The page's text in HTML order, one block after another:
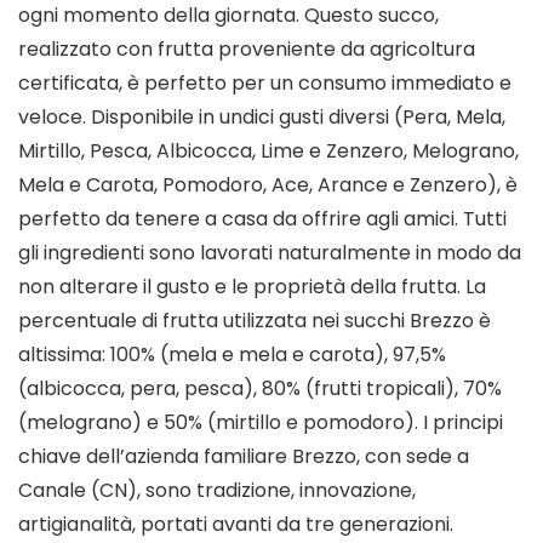
ogni momento della giornata. Questo succo,
realizzato con frutta proveniente da agricoltura
certificata, è perfetto per un consumo immediato e
veloce. Disponibile in undici gusti diversi (Pera, Mela,
Mirtillo, Pesca, Albicocca, Lime e Zenzero, Melograno,
Mela e Carota, Pomodoro, Ace, Arance e Zenzero), è
perfetto da tenere a casa da offrire agli amici. Tutti
gli ingredienti sono lavorati naturalmente in modo da
non alterare il gusto e le proprietà della frutta. La
percentuale di frutta utilizzata nei succhi Brezzo è
altissima: 100% (mela e mela e carota), 97,5%
(albicocca, pera, pesca), 80% (frutti tropicali), 70%
(melograno) e 50% (mirtillo e pomodoro). I principi
chiave dell’azienda familiare Brezzo, con sede a
Canale (CN), sono tradizione, innovazione,
artigianalità, portati avanti da tre generazioni.